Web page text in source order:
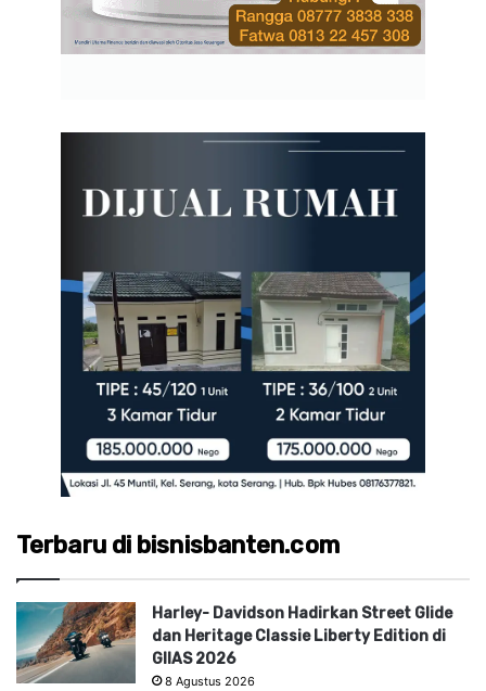
Terbaru di bisnisbanten.com
Harley- Davidson Hadirkan Street Glide
dan Heritage Classie Liberty Edition di
GIIAS 2026
8 Agustus 2026